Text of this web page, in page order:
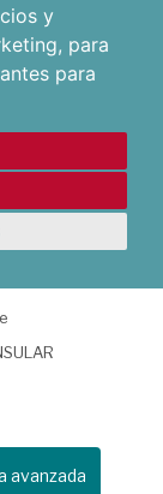
y
, para
para
avanzada